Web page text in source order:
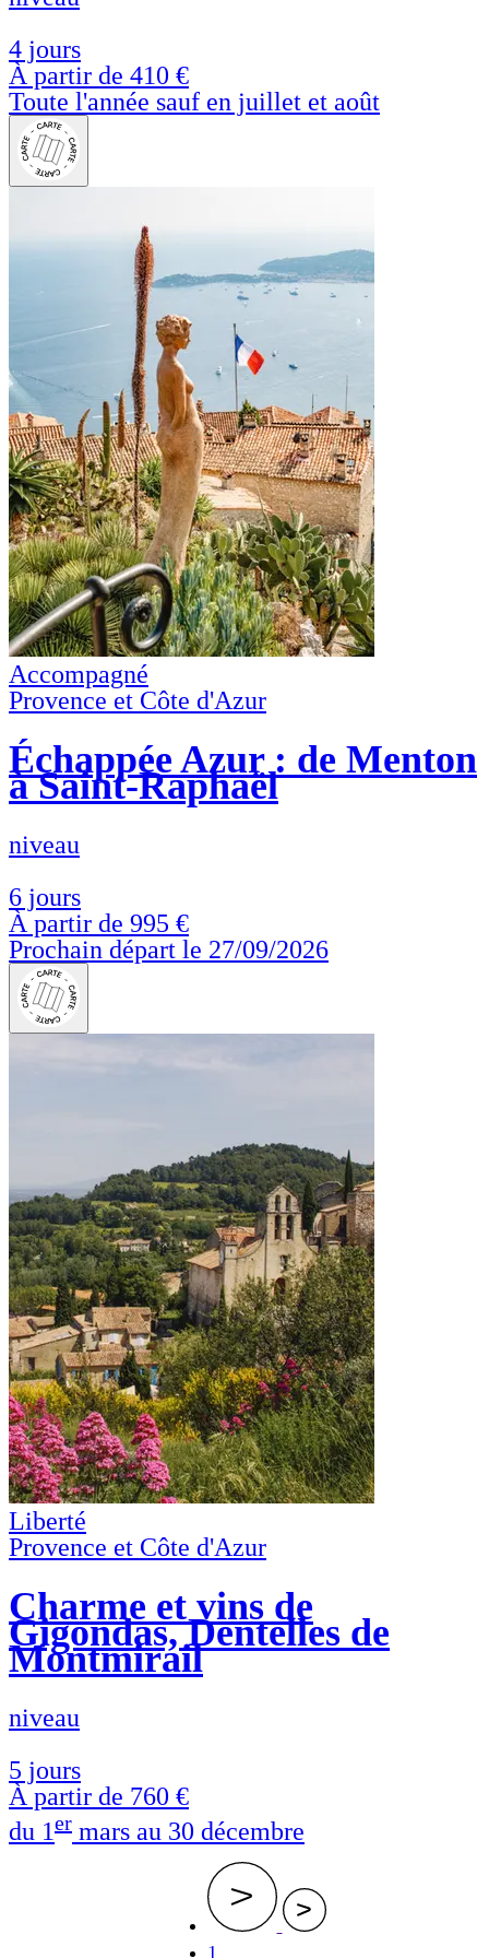
4 jours
À partir de 410 €
Toute l'année sauf en juillet et août
Accompagné
Provence et Côte d'Azur
Échappée Azur : de Menton
à Saint-Raphaël
niveau
6 jours
À partir de 995 €
Prochain départ le 27/09/2026
Liberté
Provence et Côte d'Azur
Charme et vins de
Gigondas, Dentelles de
Montmirail
niveau
5 jours
À partir de 760 €
du 1er mars au 30 décembre
Page
1